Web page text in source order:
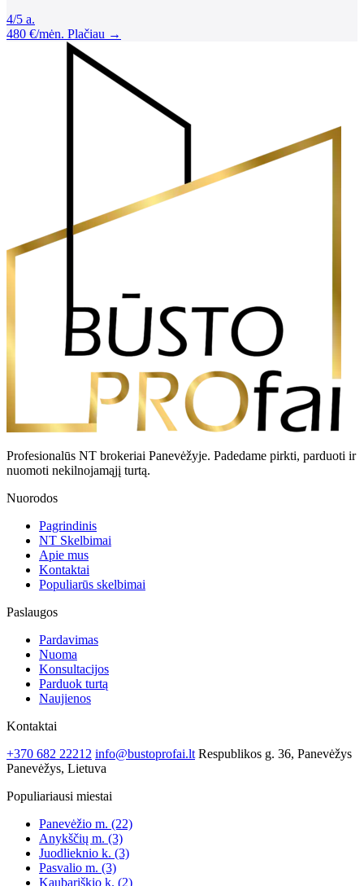
4/5 a.
480 €/mėn. Plačiau →
Profesionalūs NT brokeriai Panevėžyje. Padedame pirkti, parduoti ir
nuomoti nekilnojamąjį turtą.
Nuorodos
Pagrindinis
NT Skelbimai
Apie mus
Kontaktai
Populiarūs skelbimai
Paslaugos
Pardavimas
Nuoma
Konsultacijos
Parduok turtą
Naujienos
Kontaktai
+370 682 22212 info@bustoprofai.lt Respublikos g. 36, Panevėžys
Panevėžys, Lietuva
Populiariausi miestai
Panevėžio m. (22)
Anykščių m. (3)
Juodlieknio k. (3)
Pasvalio m. (3)
Kaubariškio k. (2)